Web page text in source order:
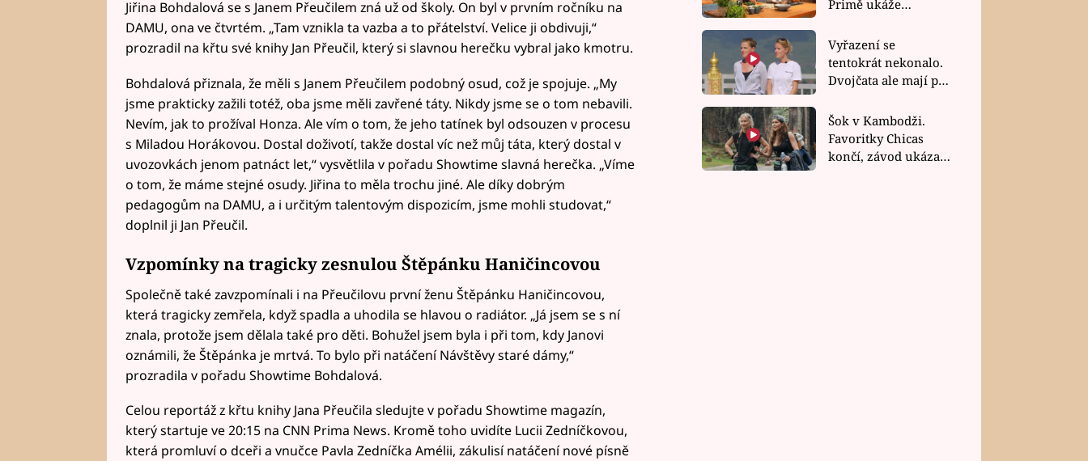
Jiřina Bohdalová se s Janem Přeučilem zná už od školy. On byl v prvním ročníku na
DAMU, ona ve čtvrtém. „Tam vznikla ta vazba a to přátelství. Velice ji obdivuji,“
prozradil na křtu své knihy Jan Přeučil, který si slavnou herečku vybral jako kmotru.
Bohdalová přiznala, že měli s Janem Přeučilem podobný osud, což je spojuje. „My
jsme prakticky zažili totéž, oba jsme měli zavřené táty. Nikdy jsme se o tom nebavili.
Nevím, jak to prožíval Honza. Ale vím o tom, že jeho tatínek byl odsouzen v procesu
s Miladou Horákovou. Dostal doživotí, takže dostal víc než můj táta, který dostal v
uvozovkách jenom patnáct let,“ vysvětlila v pořadu Showtime slavná herečka. „Víme
o tom, že máme stejné osudy. Jiřina to měla trochu jiné. Ale díky dobrým
pedagogům na DAMU, a i určitým talentovým dispozicím, jsme mohli studovat,“
doplnil ji Jan Přeučil.
Vzpomínky na tragicky zesnulou Štěpánku Haničincovou
Společně také zavzpomínali i na Přeučilovu první ženu Štěpánku Haničincovou,
která tragicky zemřela, když spadla a uhodila se hlavou o radiátor. „Já jsem se s ní
znala, protože jsem dělala také pro děti. Bohužel jsem byla i při tom, kdy Janovi
oznámili, že Štěpánka je mrtvá. To bylo při natáčení Návštěvy staré dámy,“
prozradila v pořadu Showtime Bohdalová.
Celou reportáž z křtu knihy Jana Přeučila sledujte v pořadu Showtime magazín,
který startuje ve 20:15 na CNN Prima News. Kromě toho uvidíte Lucii Zedníčkovou,
která promluví o dceři a vnučce Pavla Zedníčka Amélii, zákulisí natáčení nové písně
Primě ukáže
rychlé recepty
Vyřazení se
tentokrát nekonalo.
Dvojčata ale mají po
závodu nůž na krku
Šok v Kambodži.
Favoritky Chicas
končí, závod ukázal